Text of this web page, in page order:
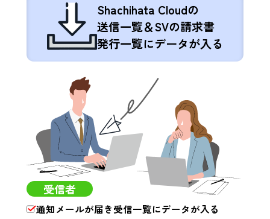
Shachihata Cloudの
送信一覧＆SVの請求書
発行一覧にデータが入る
受信者
通知メールが届き受信一覧にデータが入る